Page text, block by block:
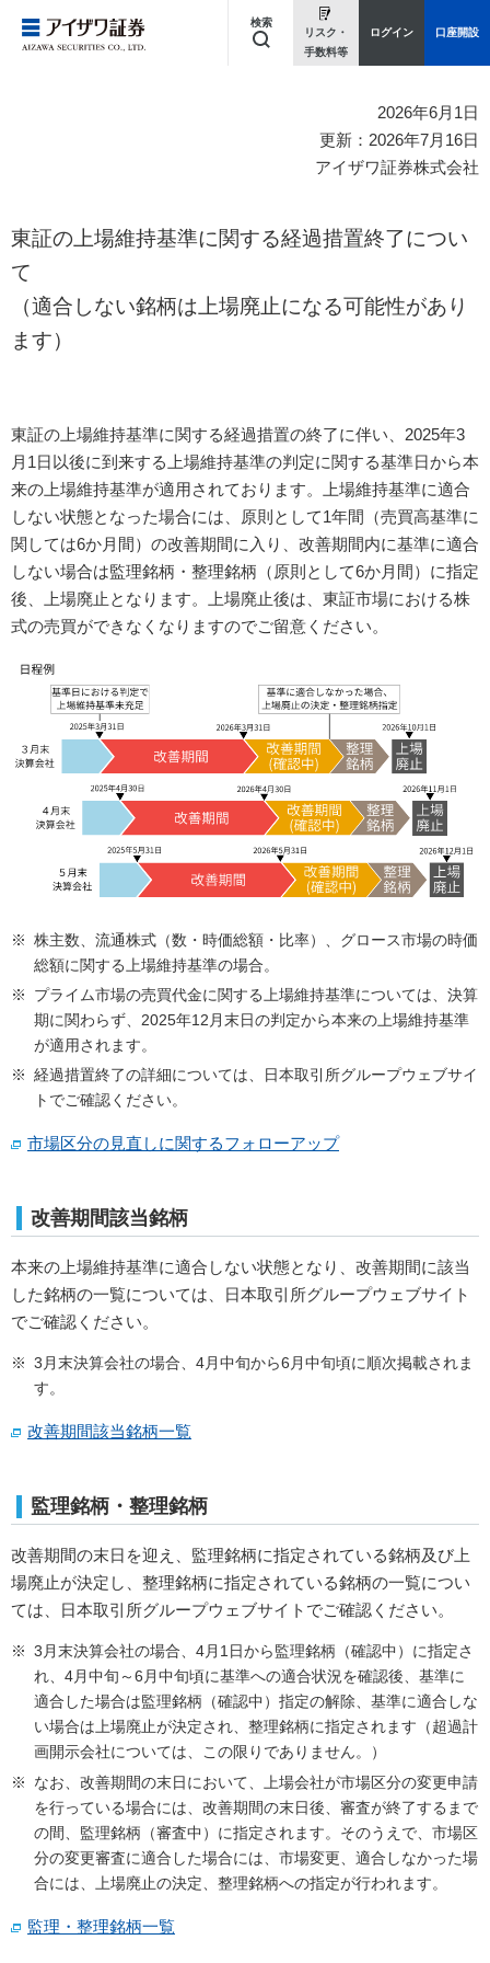
検索
リスク・
手数料等
ログイン 口座開設
2026年6月1日
更新：2026年7月16日
アイザワ証券株式会社
東証の上場維持基準に関する経過措置終了につい
て
（適合しない銘柄は上場廃止になる可能性があり
ます）
東証の上場維持基準に関する経過措置の終了に伴い、2025年3
月1日以後に到来する上場維持基準の判定に関する基準日から本
来の上場維持基準が適用されております。上場維持基準に適合
しない状態となった場合には、原則として1年間（売買高基準に
関しては6か月間）の改善期間に入り、改善期間内に基準に適合
しない場合は監理銘柄・整理銘柄（原則として6か月間）に指定
後、上場廃止となります。上場廃止後は、東証市場における株
式の売買ができなくなりますのでご留意ください。
株主数、流通株式（数・時価総額・比率）、グロース市場の時価
総額に関する上場維持基準の場合。
プライム市場の売買代金に関する上場維持基準については、決算
期に関わらず、2025年12月末日の判定から本来の上場維持基準
が適用されます。
経過措置終了の詳細については、日本取引所グループウェブサイ
トでご確認ください。
市場区分の見直しに関するフォローアップ
改善期間該当銘柄
本来の上場維持基準に適合しない状態となり、改善期間に該当
した銘柄の一覧については、日本取引所グループウェブサイト
でご確認ください。
3月末決算会社の場合、4月中旬から6月中旬頃に順次掲載されま
す。
改善期間該当銘柄一覧
監理銘柄・整理銘柄
改善期間の末日を迎え、監理銘柄に指定されている銘柄及び上
場廃止が決定し、整理銘柄に指定されている銘柄の一覧につい
ては、日本取引所グループウェブサイトでご確認ください。
3月末決算会社の場合、4月1日から監理銘柄（確認中）に指定さ
れ、4月中旬～6月中旬頃に基準への適合状況を確認後、基準に
適合した場合は監理銘柄（確認中）指定の解除、基準に適合しな
い場合は上場廃止が決定され、整理銘柄に指定されます（超過計
画開示会社については、この限りでありません。）
なお、改善期間の末日において、上場会社が市場区分の変更申請
を行っている場合には、改善期間の末日後、審査が終了するまで
の間、監理銘柄（審査中）に指定されます。そのうえで、市場区
分の変更審査に適合した場合には、市場変更、適合しなかった場
合には、上場廃止の決定、整理銘柄への指定が行われます。
監理・整理銘柄一覧